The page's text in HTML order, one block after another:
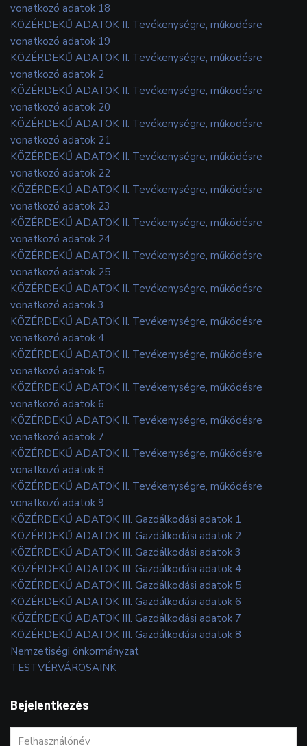
vonatkozó adatok 18
KÖZÉRDEKŰ ADATOK II. Tevékenységre, működésre
vonatkozó adatok 19
KÖZÉRDEKŰ ADATOK II. Tevékenységre, működésre
vonatkozó adatok 2
KÖZÉRDEKŰ ADATOK II. Tevékenységre, működésre
vonatkozó adatok 20
KÖZÉRDEKŰ ADATOK II. Tevékenységre, működésre
vonatkozó adatok 21
KÖZÉRDEKŰ ADATOK II. Tevékenységre, működésre
vonatkozó adatok 22
KÖZÉRDEKŰ ADATOK II. Tevékenységre, működésre
vonatkozó adatok 23
KÖZÉRDEKŰ ADATOK II. Tevékenységre, működésre
vonatkozó adatok 24
KÖZÉRDEKŰ ADATOK II. Tevékenységre, működésre
vonatkozó adatok 25
KÖZÉRDEKŰ ADATOK II. Tevékenységre, működésre
vonatkozó adatok 3
KÖZÉRDEKŰ ADATOK II. Tevékenységre, működésre
vonatkozó adatok 4
KÖZÉRDEKŰ ADATOK II. Tevékenységre, működésre
vonatkozó adatok 5
KÖZÉRDEKŰ ADATOK II. Tevékenységre, működésre
vonatkozó adatok 6
KÖZÉRDEKŰ ADATOK II. Tevékenységre, működésre
vonatkozó adatok 7
KÖZÉRDEKŰ ADATOK II. Tevékenységre, működésre
vonatkozó adatok 8
KÖZÉRDEKŰ ADATOK II. Tevékenységre, működésre
vonatkozó adatok 9
KÖZÉRDEKŰ ADATOK III. Gazdálkodási adatok 1
KÖZÉRDEKŰ ADATOK III. Gazdálkodási adatok 2
KÖZÉRDEKŰ ADATOK III. Gazdálkodási adatok 3
KÖZÉRDEKŰ ADATOK III. Gazdálkodási adatok 4
KÖZÉRDEKŰ ADATOK III. Gazdálkodási adatok 5
KÖZÉRDEKŰ ADATOK III. Gazdálkodási adatok 6
KÖZÉRDEKŰ ADATOK III. Gazdálkodási adatok 7
KÖZÉRDEKŰ ADATOK III. Gazdálkodási adatok 8
Nemzetiségi önkormányzat
TESTVÉRVÁROSAINK
Bejelentkezés